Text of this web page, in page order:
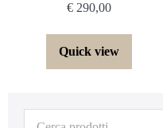
€ 290,00
Quick view